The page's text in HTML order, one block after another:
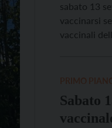
sabato 13
vaccinarsi
vaccinali
Sabato